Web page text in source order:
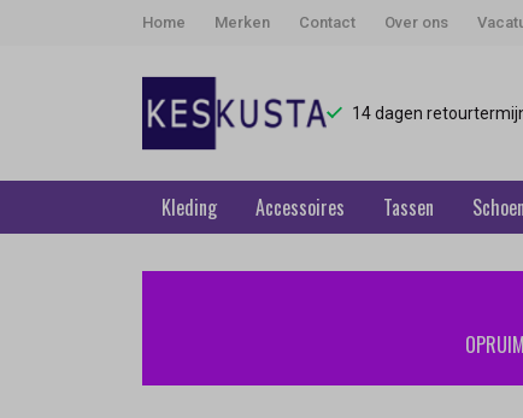
Home Merken Contact Over ons
14 dagen
Kleding Accessoires Tassen
Tuniek
Keskusta